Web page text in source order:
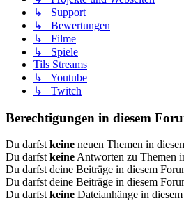
↳ Support
↳ Bewertungen
↳ Filme
↳ Spiele
Tils Streams
↳ Youtube
↳ Twitch
Berechtigungen in diesem
Du darfst keine neuen Themen in
Du darfst keine Antworten zu Themen
Du darfst deine Beiträge in diesem
Du darfst deine Beiträge in diesem
Du darfst keine Dateianhänge in